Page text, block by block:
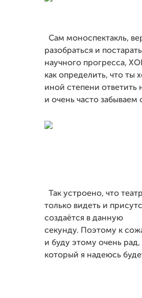
Сам моноспектакль,
разобраться и
научного прогресса,
как определить, что ты
иной степени ответить
и очень часто
Так устроено, что
только видеть и
создаётся в данную
секунду. Поэтому к
и буду этому очень
который я надеюсь